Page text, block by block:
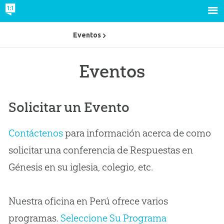
Eventos
Solicitar un Evento
Contáctenospara información acerca de como
solicitar una conferencia de Respuestas en
Génesis en su iglesia, colegio, etc.
Nuestra oficina en Perú ofrece varios
programas. Seleccione Su Programa
Eventos